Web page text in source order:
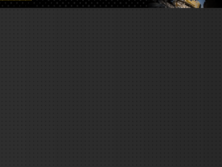
de tierra